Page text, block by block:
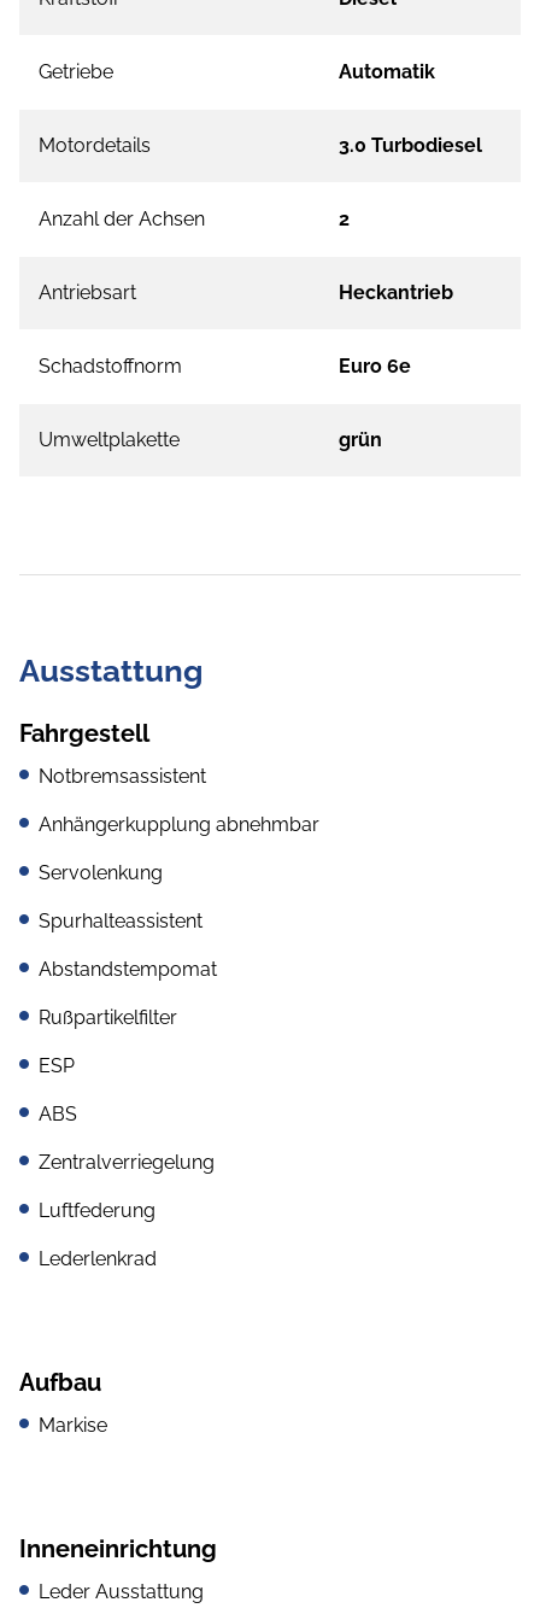
Getriebe Automatik
Motordetails 3.0 Turbodiesel
Anzahl der Achsen 2
Antriebsart Heckantrieb
Schadstoffnorm Euro 6e
Umweltplakette grün
Ausstattung
Fahrgestell
Notbremsassistent
Anhängerkupplung abnehmbar
Servolenkung
Spurhalteassistent
Abstandstempomat
Rußpartikelfilter
ESP
ABS
Zentralverriegelung
Luftfederung
Lederlenkrad
Aufbau
Markise
Inneneinrichtung
Leder Ausstattung